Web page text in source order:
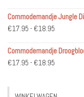
tot
€51.95
Commodemandje Jungle
€17.95 - €18.95
tot
Commodemandje
€17.95 - €18.95